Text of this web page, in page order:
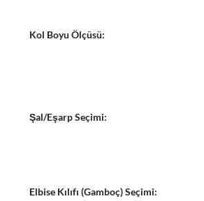
Kol Boyu Ölçüsü:
Şal/Eşarp Seçimi:
Elbise Kılıfı (Gamboç) Seçimi: